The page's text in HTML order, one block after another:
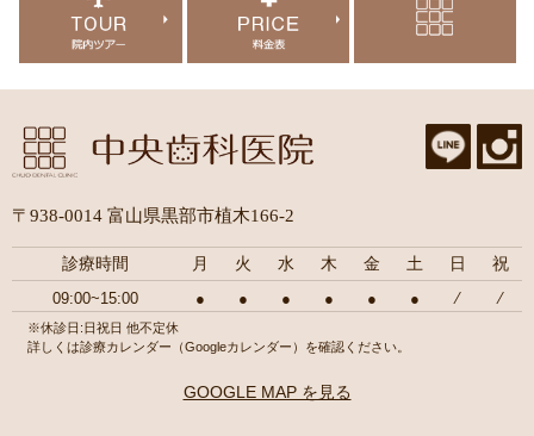
〒938-0014 富山県黒部市植木166-2
診療時間 月 火 水 木 金 土 日 祝
09:00~15:00 ● ● ● ● ● ● ⁄ ⁄
※休診日:日祝日 他不定休
詳しくは診療カレンダー（Googleカレンダー）を確認ください。
GOOGLE MAP を見る